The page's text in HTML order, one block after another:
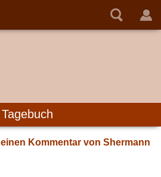
Tagebuch
einen Kommentar von Shermann